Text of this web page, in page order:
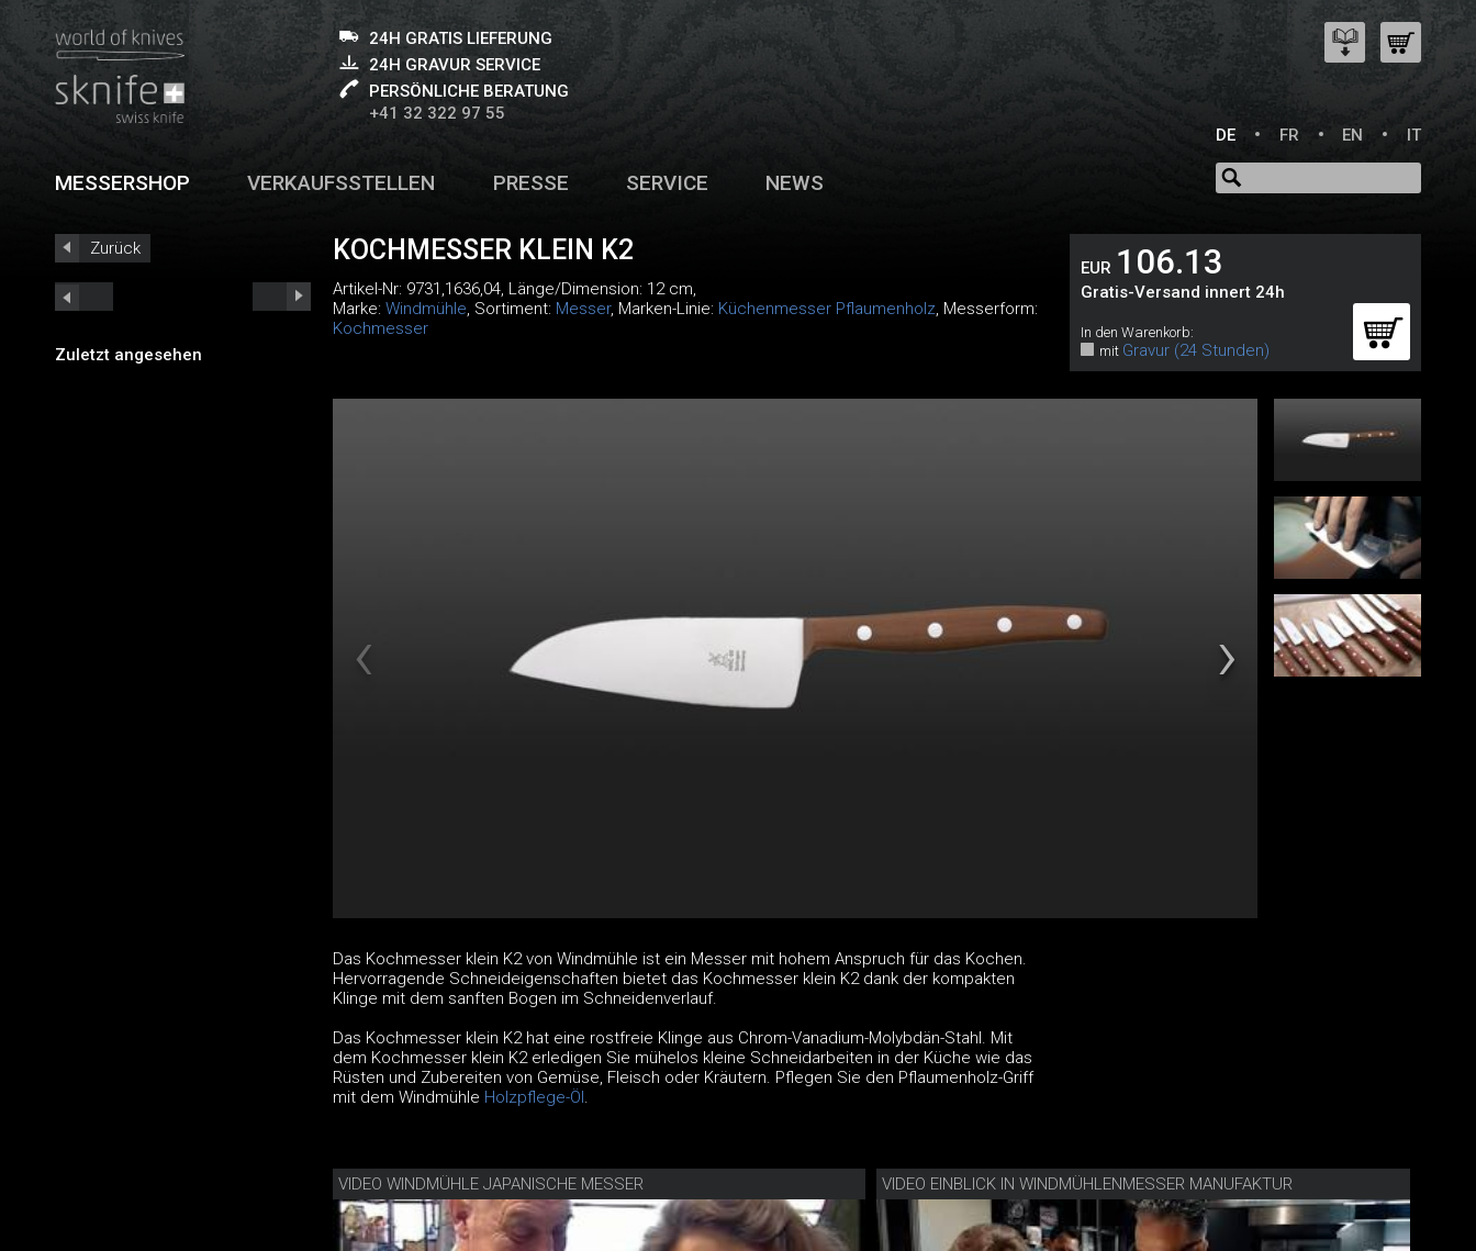
24H GRATIS LIEFERUNG
24H GRAVUR SERVICE
PERSÖNLICHE BERATUNG
+41 32 322 97 55
DE
FR EN IT
MESSERSHOP VERKAUFSSTELLEN PRESSE SERVICE NEWS
Zurück
Zuletzt angesehen
KOCHMESSER KLEIN K2
Artikel-Nr: 9731,1636,04, Länge/Dimension: 12 cm,
Marke: Windmühle, Sortiment: Messer, Marken-Linie: Küchenmesser Pflaumenholz, Messerform:
Kochmesser
EUR 106.13
Gratis-Versand innert 24h
In den Warenkorb:
mit Gravur (24 Stunden)
Das Kochmesser klein K2 von Windmühle ist ein Messer mit hohem Anspruch für das Kochen.
Hervorragende Schneideigenschaften bietet das Kochmesser klein K2 dank der kompakten
Klinge mit dem sanften Bogen im Schneidenverlauf.
Das Kochmesser klein K2 hat eine rostfreie Klinge aus Chrom-Vanadium-Molybdän-Stahl. Mit
dem Kochmesser klein K2 erledigen Sie mühelos kleine Schneidarbeiten in der Küche wie das
Rüsten und Zubereiten von Gemüse, Fleisch oder Kräutern. Pflegen Sie den Pflaumenholz-Griff
mit dem Windmühle Holzpflege-Öl.
VIDEO WINDMÜHLE JAPANISCHE MESSER VIDEO EINBLICK IN WINDMÜHLENMESSER MANUFAKTUR